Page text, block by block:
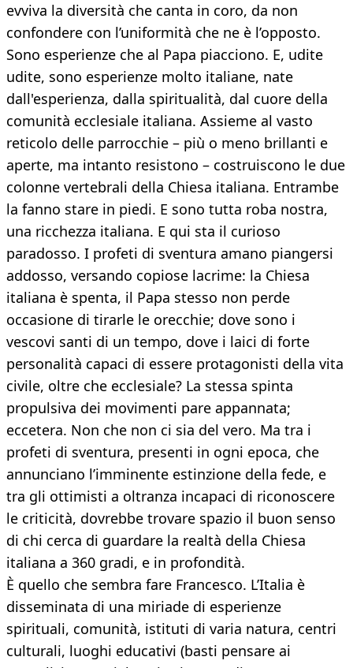
evviva la diversità che canta in coro, da non
confondere con l’uniformità che ne è l’opposto.
Sono esperienze che al Papa piacciono. E, udite
udite, sono esperienze molto italiane, nate
dall'esperienza, dalla spiritualità, dal cuore della
comunità ecclesiale italiana. Assieme al vasto
reticolo delle parrocchie – più o meno brillanti e
aperte, ma intanto resistono – costruiscono le due
colonne vertebrali della Chiesa italiana. Entrambe
la fanno stare in piedi. E sono tutta roba nostra,
una ricchezza italiana. E qui sta il curioso
paradosso. I profeti di sventura amano piangersi
addosso, versando copiose lacrime: la Chiesa
italiana è spenta, il Papa stesso non perde
occasione di tirarle le orecchie; dove sono i
vescovi santi di un tempo, dove i laici di forte
personalità capaci di essere protagonisti della vita
civile, oltre che ecclesiale? La stessa spinta
propulsiva dei movimenti pare appannata;
eccetera. Non che non ci sia del vero. Ma tra i
profeti di sventura, presenti in ogni epoca, che
annunciano l’imminente estinzione della fede, e
tra gli ottimisti a oltranza incapaci di riconoscere
le criticità, dovrebbe trovare spazio il buon senso
di chi cerca di guardare la realtà della Chiesa
italiana a 360 gradi, e in profondità.
È quello che sembra fare Francesco. L’Italia è
disseminata di una miriade di esperienze
spirituali, comunità, istituti di varia natura, centri
culturali, luoghi educativi (basti pensare ai